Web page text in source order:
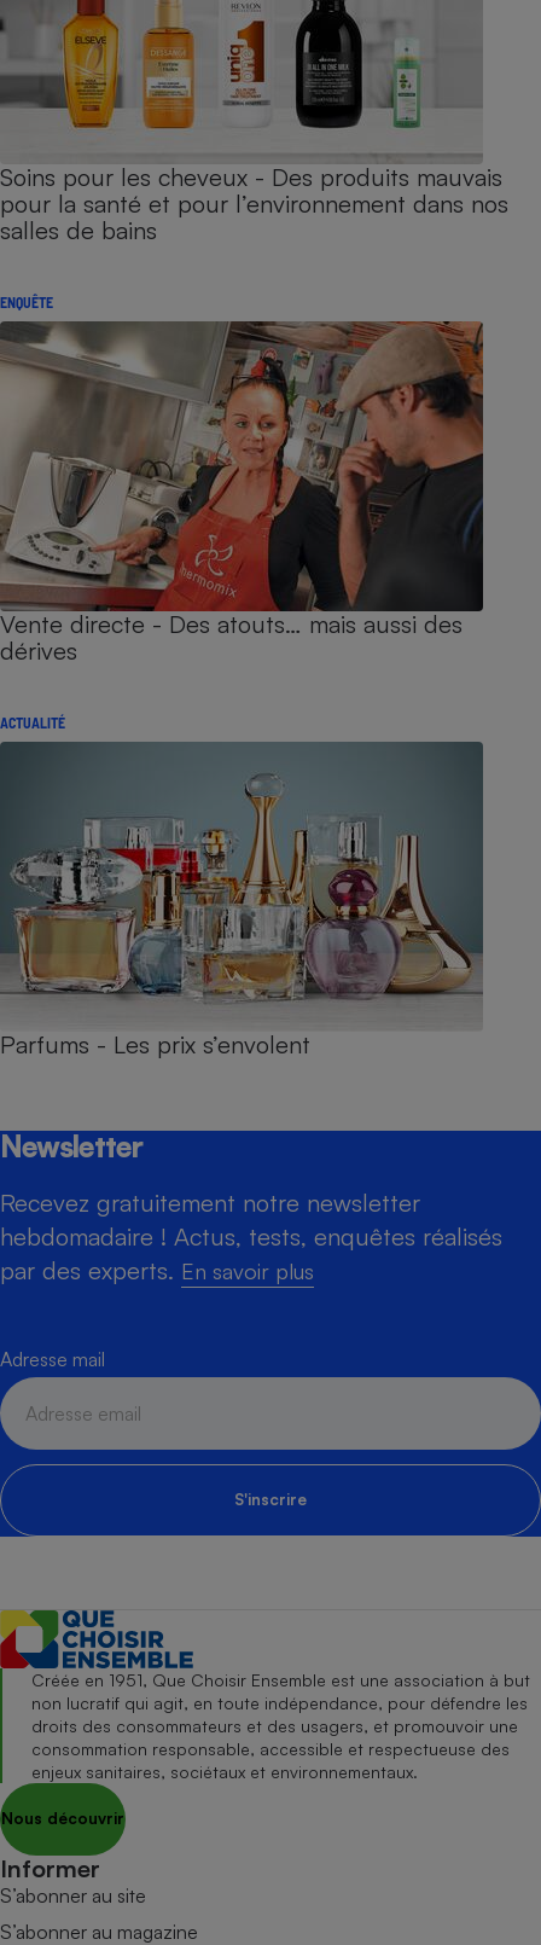
Soins pour les cheveux - Des produits mauvais
pour la santé et pour l’environnement dans nos
salles de bains
ENQUÊTE
Vente directe - Des atouts… mais aussi des
dérives
ACTUALITÉ
Parfums - Les prix s’envolent
Newsletter
Recevez gratuitement notre newsletter
hebdomadaire ! Actus, tests, enquêtes réalisés
par des experts. En savoir plus
Adresse mail
S'inscrire
Créée en 1951, Que Choisir Ensemble est une association à but
non lucratif qui agit, en toute indépendance, pour défendre les
droits des consommateurs et des usagers, et promouvoir une
consommation responsable, accessible et respectueuse des
enjeux sanitaires, sociétaux et environnementaux.
Nous découvrir
Informer
S’abonner au site
S’abonner au magazine